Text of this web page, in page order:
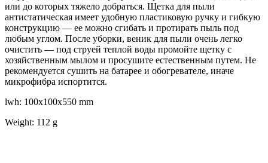
или до которых тяжело добраться. Щетка для пыли
антистатическая имеет удобную пластиковую ручку и гибкую
конструкцию — ее можно сгибать и протирать пыль под
любым углом. После уборки, веник для пыли очень легко
очистить — под струей теплой воды промойте щетку с
хозяйственным мылом и просушите естественным путем. Не
рекомендуется сушить на батарее и обогревателе, иначе
микрофибра испортится.
lwh: 100x100x550 mm
Weight: 112 g